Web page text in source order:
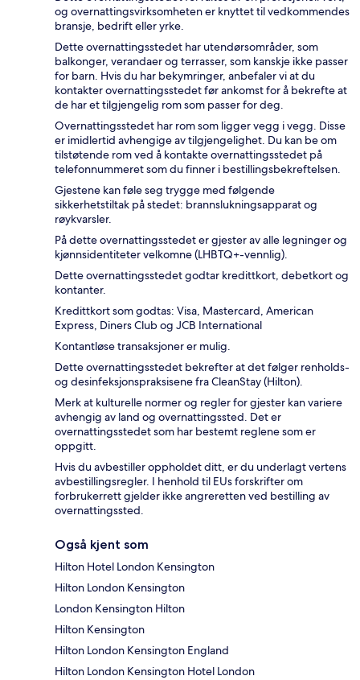
og overnattingsvirksomheten er knyttet til vedkommendes
bransje, bedrift eller yrke.
Dette overnattingsstedet har utendørsområder, som
balkonger, verandaer og terrasser, som kanskje ikke passer
for barn. Hvis du har bekymringer, anbefaler vi at du
kontakter overnattingsstedet før ankomst for å bekrefte at
de har et tilgjengelig rom som passer for deg.
Overnattingsstedet har rom som ligger vegg i vegg. Disse
er imidlertid avhengige av tilgjengelighet. Du kan be om
tilstøtende rom ved å kontakte overnattingsstedet på
telefonnummeret som du finner i bestillingsbekreftelsen.
Gjestene kan føle seg trygge med følgende
sikkerhetstiltak på stedet: brannslukningsapparat og
røykvarsler.
På dette overnattingsstedet er gjester av alle legninger og
kjønnsidentiteter velkomne (LHBTQ+-vennlig).
Dette overnattingsstedet godtar kredittkort, debetkort og
kontanter.
Kredittkort som godtas: Visa, Mastercard, American
Express, Diners Club og JCB International
Kontantløse transaksjoner er mulig.
Dette overnattingsstedet bekrefter at det følger renholds-
og desinfeksjonspraksisene fra CleanStay (Hilton).
Merk at kulturelle normer og regler for gjester kan variere
avhengig av land og overnattingssted. Det er
overnattingsstedet som har bestemt reglene som er
oppgitt.
Hvis du avbestiller oppholdet ditt, er du underlagt vertens
avbestillingsregler. I henhold til EUs forskrifter om
forbrukerrett gjelder ikke angreretten ved bestilling av
overnattingssted.
Også kjent som
Hilton Hotel London Kensington
Hilton London Kensington
London Kensington Hilton
Hilton Kensington
Hilton London Kensington England
Hilton London Kensington Hotel London